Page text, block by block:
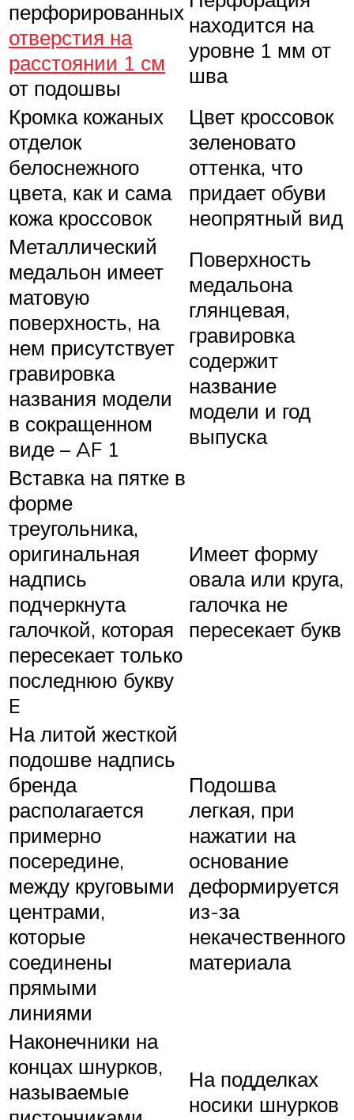
перфорированных
отверстия на
расстоянии 1 см
от подошвы
находится на
уровне 1 мм от
шва
Кромка кожаных
отделок
белоснежного
цвета, как и сама
кожа кроссовок
Цвет кроссовок
зеленовато
оттенка, что
придает обуви
неопрятный вид
Металлический
медальон имеет
матовую
поверхность, на
нем присутствует
гравировка
названия модели
в сокращенном
виде – AF 1
Поверхность
медальона
глянцевая,
гравировка
содержит
название
модели и год
выпуска
Вставка на пятке в
форме
треугольника,
оригинальная
надпись
подчеркнута
галочкой, которая
пересекает только
последнюю букву
E
Имеет форму
овала или круга,
галочка не
пересекает букв
На литой жесткой
подошве надпись
бренда
располагается
примерно
посередине,
между круговыми
центрами,
которые
соединены
прямыми
линиями
Подошва
легкая, при
нажатии на
основание
деформируется
из-за
некачественного
материала
Наконечники на
концах шнурков,
называемые
На подделках
носики шнурков